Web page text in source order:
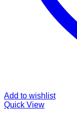
Add to wishlist
Quick View